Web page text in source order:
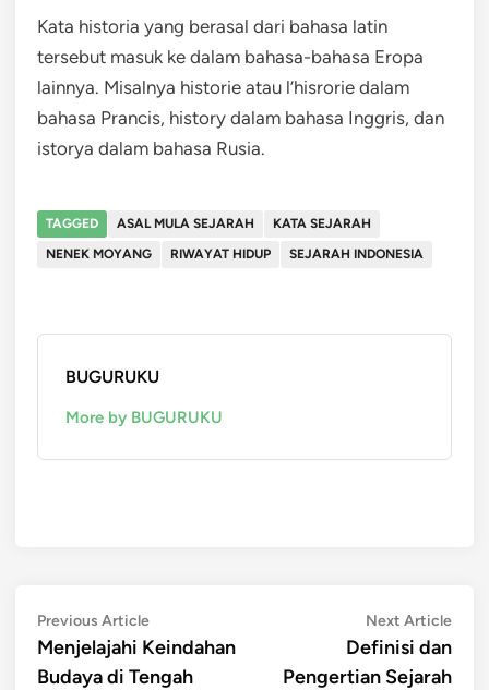
Kata historia yang berasal dari bahasa latin
tersebut masuk ke dalam bahasa-bahasa Eropa
lainnya. Misalnya historie atau l’hisrorie dalam
bahasa Prancis, history dalam bahasa Inggris, dan
istorya dalam bahasa Rusia.
TAGGED ASAL MULA SEJARAH
KATA SEJARAH
NENEK MOYANG
RIWAYAT HIDUP SEJARAH INDONESIA
BUGURUKU
More by BUGURUKU
Post
navigation
Previous ArticlePrevious
article:
Menjelajahi Keindahan
Budaya di Tengah
Next ArticleNext
Definisi dan
Pengertian Sejarah